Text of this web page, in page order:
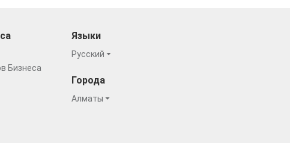
Бизнеса
Языки
Русский
Города
Алматы